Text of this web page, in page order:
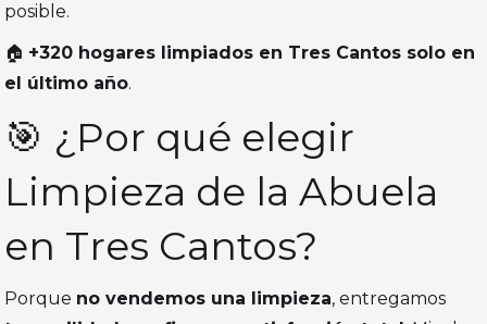
posible.
🏠 +320 hogares limpiados en Tres Cantos solo en
el último año.
🎯 ¿Por qué elegir
Limpieza de la Abuela
en Tres Cantos?
Porque no vendemos una limpieza, entregamos